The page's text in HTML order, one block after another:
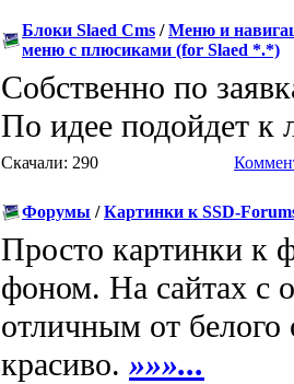
Блоки Slaed Cms /Меню и
меню с плюсиками (for Slaed *.*)
Собственно по
По идее подойдет к
Скачали: 290
Форумы /Картинки к SSD-
Просто картинки к
фоном. На сайтах с
отличным от белого
красиво. »»»...